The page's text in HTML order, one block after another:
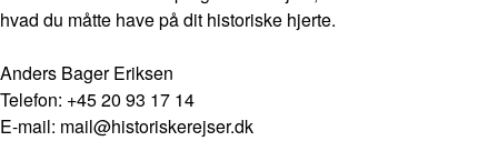
hvad du måtte have på dit historiske hjerte.
Anders Bager Eriksen
Telefon: +45 20 93 17 14
E-mail: mail@historiskerejser.dk